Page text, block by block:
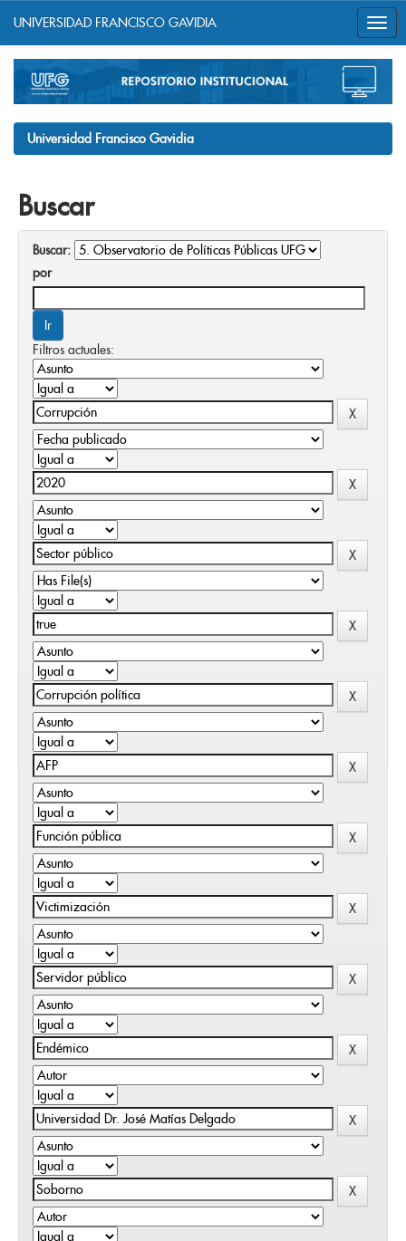
navigation
UNIVERSIDAD FRANCISCO GAVIDIA
Universidad Francisco Gavidia
Buscar
Buscar:
por
Filtros actuales: